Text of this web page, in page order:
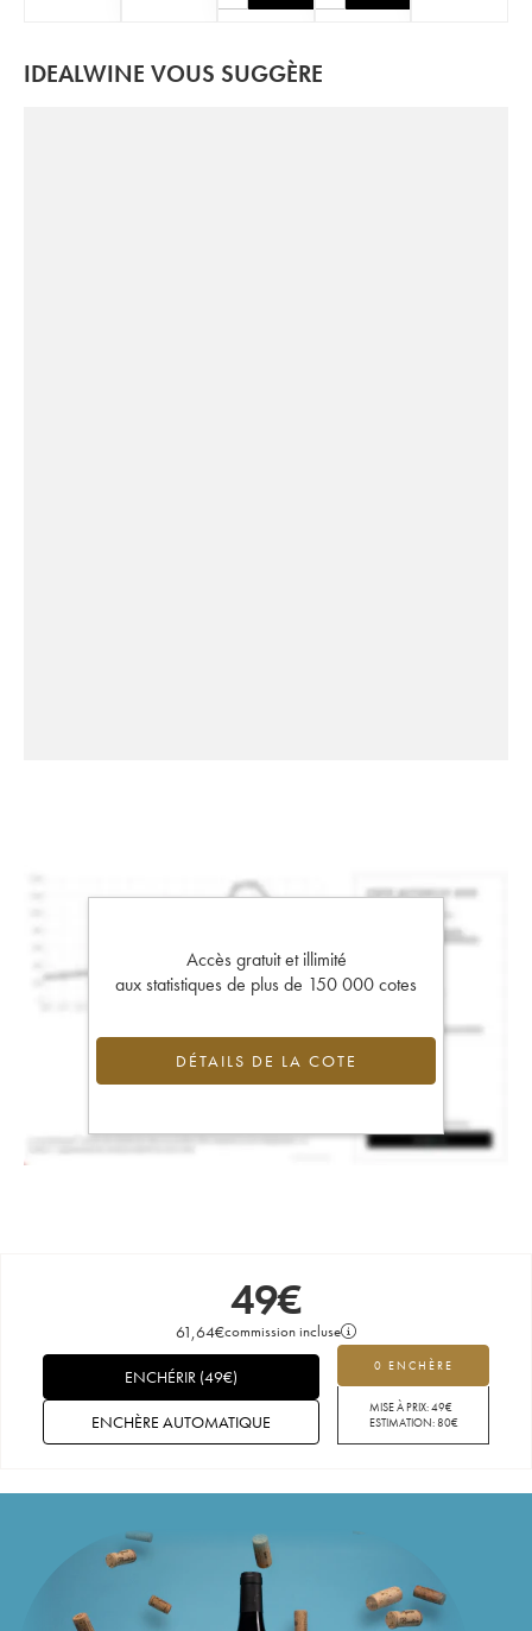
IDEALWINE VOUS SUGGÈRE
Accès gratuit et illimité
aux statistiques de plus de 150 000 cotes
DÉTAILS DE LA COTE
49€
61,64€commission incluse
0 ENCHÈRE
MISE À PRIX:49€
ESTIMATION:80€
ENCHÉRIR (49€)
ENCHÈRE AUTOMATIQUE